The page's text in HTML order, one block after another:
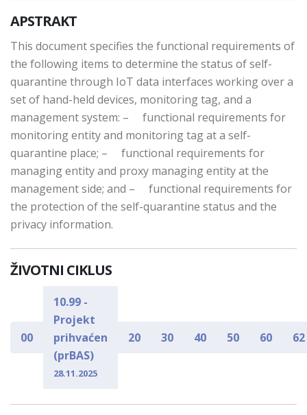
APSTRAKT
This document specifies the functional requirements of
the following items to determine the status of self-
quarantine through IoT data interfaces working over a
set of hand-held devices, monitoring tag, and a
management system: – functional requirements for
monitoring entity and monitoring tag at a self-
quarantine place; – functional requirements for
managing entity and proxy managing entity at the
management side; and – functional requirements for
the protection of the self-quarantine status and the
privacy information.
ŽIVOTNI CIKLUS
00
10.99 -
Projekt
prihvaćen
(prBAS)
28.11.2025
20 30 40 50 60 62